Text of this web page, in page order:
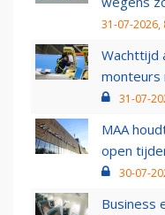
31-07-2026,
Wachttijd
monteurs
31-07-
MAA
open
30-07-
Business